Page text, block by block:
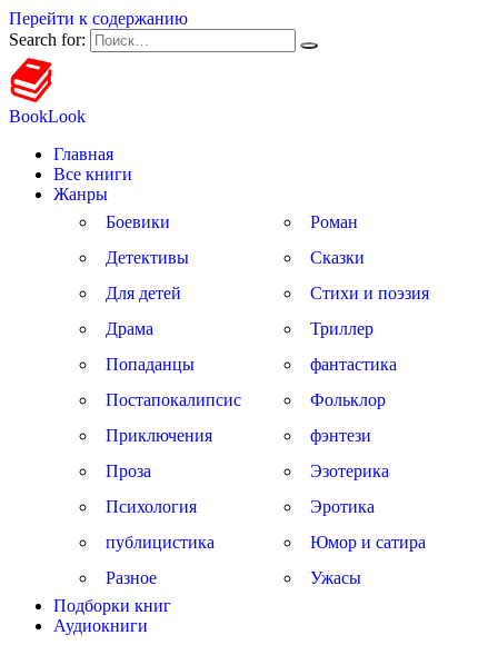
Перейти к содержанию
Search for:
BookLook
Главная
Все книги
Жанры
Боевики
Детективы
Для детей
Драма
Попаданцы
Постапокалипсис
Приключения
Проза
Психология
публицистика
Разное
Роман
Сказки
Стихи и поэзия
Триллер
фантастика
Фольклор
фэнтези
Эзотерика
Эротика
Юмор и сатира
Ужасы
Подборки книг
Аудиокниги